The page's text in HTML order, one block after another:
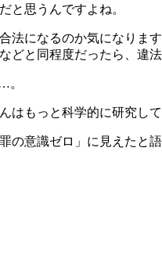
と思うんですよね。
になるのか気になりま
と同程度だったら、違
。
もっと科学的に研究し
意識ゼロ」に見えたと